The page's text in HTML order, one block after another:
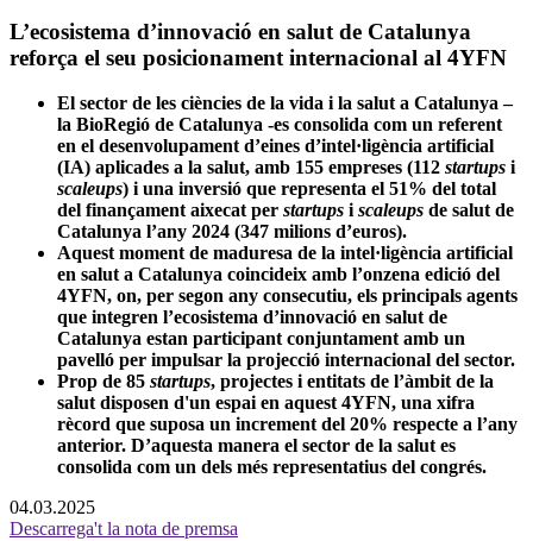
L’ecosistema d’innovació en salut de Catalunya
reforça el seu posicionament internacional al 4YFN
El sector de les ciències de la vida i la salut a Catalunya –
la BioRegió de Catalunya -es consolida com un referent
en el desenvolupament d’eines d’intel·ligència artificial
(IA) aplicades a la salut, amb 155 empreses (112 startups i
scaleups) i una inversió que representa el 51% del total
del finançament aixecat per startups iscaleups de salut de
Catalunya l’any 2024 (347 milions d’euros).
Aquest moment de maduresa de la intel·ligència artificial
en salut a Catalunya coincideix amb l’onzena edició del
4YFN, on, per segon any consecutiu, els principals agents
que integren l’ecosistema d’innovació en salut de
Catalunya estan participant conjuntament amb un
pavelló per impulsar la projecció internacional del sector.
Prop de 85 startups, projectes i entitats de l’àmbit de la
salut disposen d'un espai en aquest 4YFN, una xifra
rècord que suposa un increment del 20% respecte a l’any
anterior. D’aquesta manera el sector de la salut es
consolida com un dels més representatius del congrés.
04.03.2025
Descarrega't la nota de premsa